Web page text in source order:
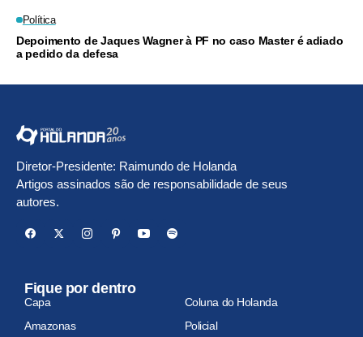
Política
Depoimento de Jaques Wagner à PF no caso Master é adiado
a pedido da defesa
Diretor-Presidente: Raimundo de Holanda
Artigos assinados são de responsabilidade de seus
autores.
Fique por dentro
Capa
Coluna do Holanda
Amazonas
Policial